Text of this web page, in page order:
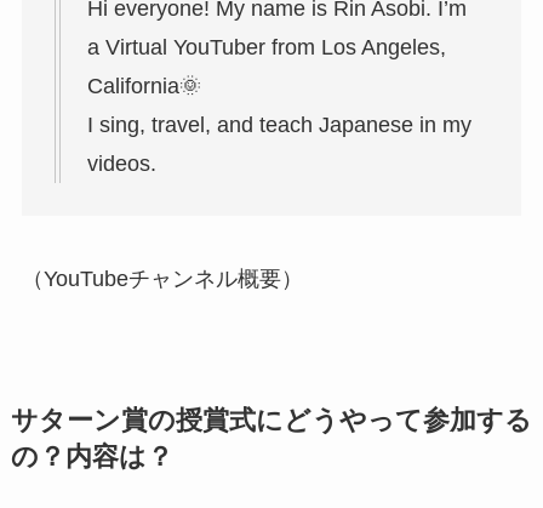
Hi everyone! My name is Rin Asobi. I’m
a Virtual YouTuber from Los Angeles,
California🌞
I sing, travel, and teach Japanese in my
videos.
（YouTubeチャンネル概要）
サターン賞の授賞式にどうやって参加する
の？内容は？